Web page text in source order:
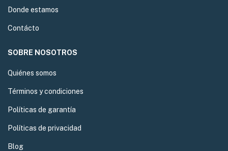
Donde estamos
Contácto
SOBRE NOSOTROS
Quiénes somos
Términos y condiciones
Políticas de garantía
Políticas de privacidad
Blog